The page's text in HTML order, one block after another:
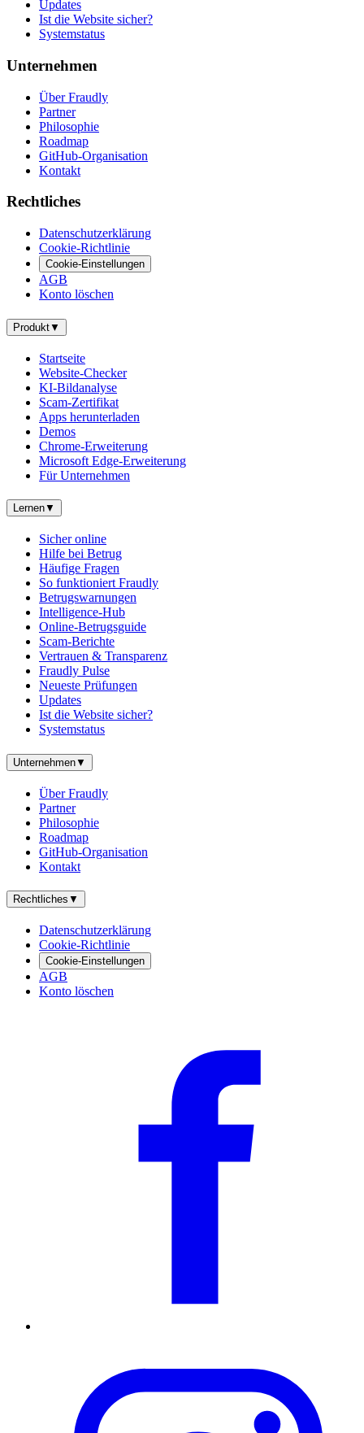
Updates
Ist die Website sicher?
Systemstatus
Unternehmen
Über Fraudly
Partner
Philosophie
Roadmap
GitHub-Organisation
Kontakt
Rechtliches
Datenschutzerklärung
Cookie-Richtlinie
Cookie-Einstellungen
AGB
Konto löschen
Produkt▼
Startseite
Website-Checker
KI-Bildanalyse
Scam-Zertifikat
Apps herunterladen
Demos
Chrome-Erweiterung
Microsoft Edge-Erweiterung
Für Unternehmen
Lernen▼
Sicher online
Hilfe bei Betrug
Häufige Fragen
So funktioniert Fraudly
Betrugswarnungen
Intelligence-Hub
Online-Betrugsguide
Scam-Berichte
Vertrauen & Transparenz
Fraudly Pulse
Neueste Prüfungen
Updates
Ist die Website sicher?
Systemstatus
Unternehmen▼
Über Fraudly
Partner
Philosophie
Roadmap
GitHub-Organisation
Kontakt
Rechtliches ▼
Datenschutzerklärung
Cookie-Richtlinie
Cookie-Einstellungen
AGB
Konto löschen